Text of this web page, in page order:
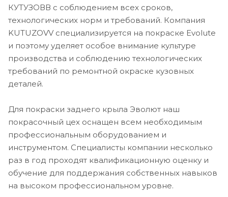
КУТУЗОВВ с соблюдением всех сроков,
технологических норм и требований. Компания
KUTUZOVV специализируется на покраске Evolute
и поэтому уделяет особое внимание культуре
производства и соблюдению технологических
требований по ремонтной окраске кузовных
деталей.
Для покраски заднего крыла Эволют наш
покрасочный цех оснащен всем необходимым
профессиональным оборудованием и
инструментом. Специалисты компании несколько
раз в год проходят квалификационную оценку и
обучение для поддержания собственных навыков
на высоком профессиональном уровне.